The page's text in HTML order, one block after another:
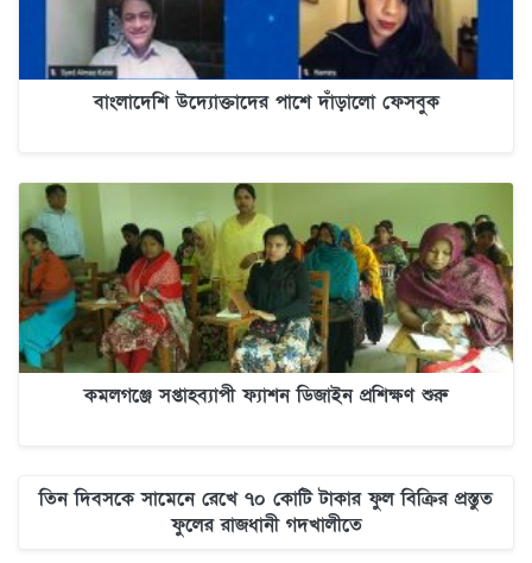
বাংলাদেশি উদ্যোক্তাদের পাশে দাঁড়ালো ফেসবুক
কমলগঞ্জে সপ্তাহব্যাপী ফ্যাশন ডিজাইন প্রশিক্ষণ শুরু
তিন দিবসকে সামেনে রেখে ৭০ কোটি টাকার ফুল বিক্রির প্রস্তুত
ফুলের রাজধানী গদখালীতে